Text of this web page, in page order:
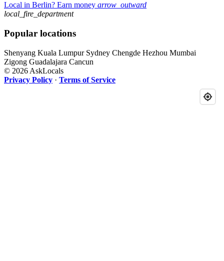
Local in Berlin? Earn money arrow_outward
local_fire_department
Popular locations
Shenyang Kuala Lumpur Sydney Chengde Hezhou Mumbai
Zigong Guadalajara Cancun
© 2026 AskLocals
Privacy Policy · Terms of Service